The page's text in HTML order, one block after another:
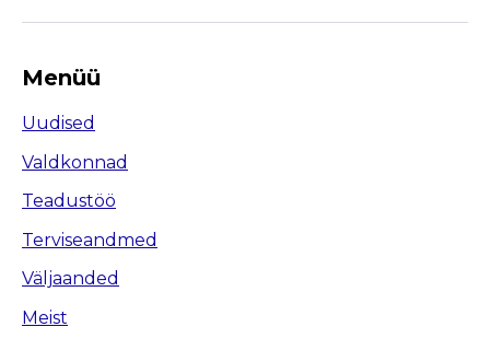
Menüü
Uudised
Valdkonnad
Teadustöö
Terviseandmed
Väljaanded
Meist